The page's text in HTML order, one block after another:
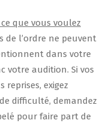
que vous voulez
de l’ordre ne peuvent
dans votre
votre audition. Si vos
exigez
difficulté, demandez
pour faire part de